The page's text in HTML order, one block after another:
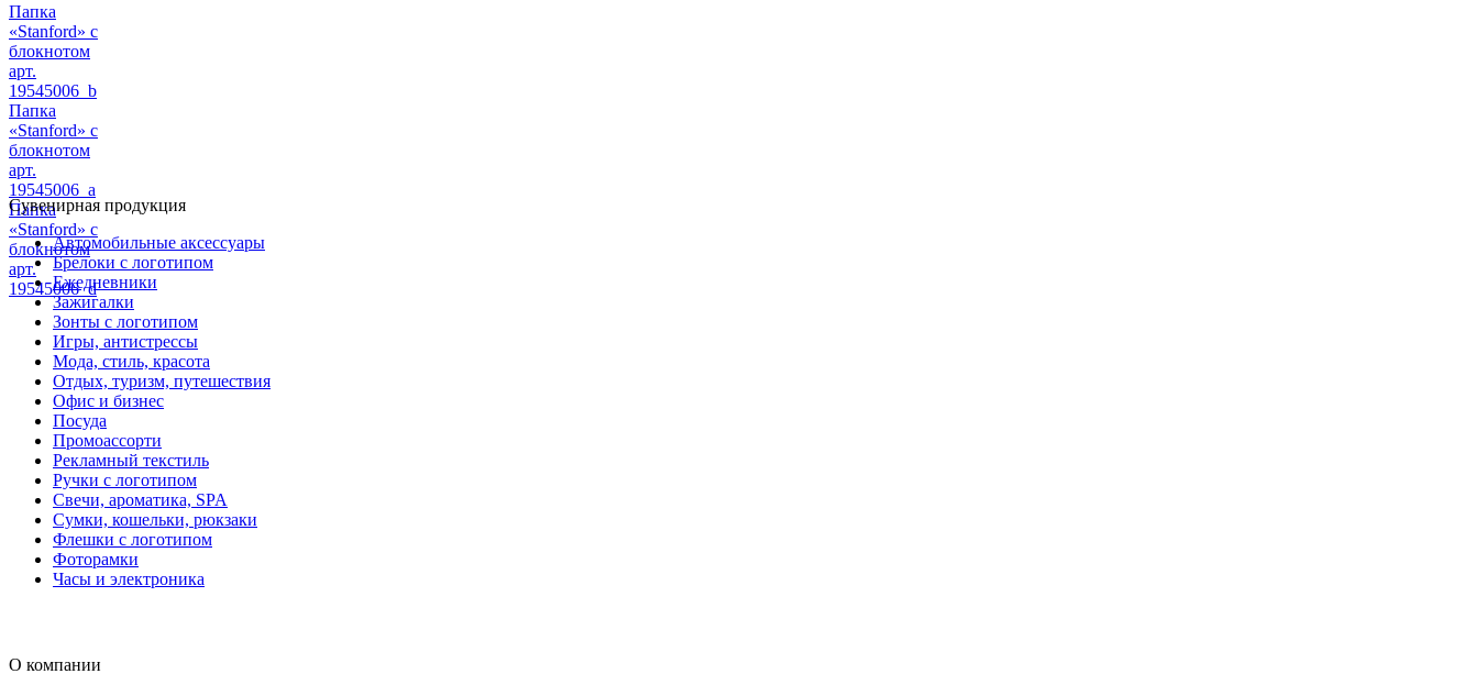
Папка
«Stanford» с
блокнотом
арт.
19545006_b
Папка
«Stanford» с
блокнотом
арт.
19545006_a
Папка
«Stanford» с
блокнотом
арт.
19545006_d
Сувенирная продукция
Автомобильные аксессуары
Брелоки с логотипом
Ежедневники
Зажигалки
Зонты с логотипом
Игры, антистрессы
Мода, стиль, красота
Отдых, туризм, путешествия
Офис и бизнес
Посуда
Промоассорти
Рекламный текстиль
Ручки с логотипом
Свечи, ароматика, SPA
Сумки, кошельки, рюкзаки
Флешки с логотипом
Фоторамки
Часы и электроника
О компании